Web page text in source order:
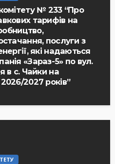
№ 233 “Про
тарифів на
послуги з
які надаються
«Зараз-5» по вул.
в с. Чайки на
2027 років”